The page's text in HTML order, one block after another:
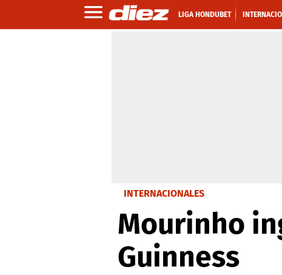
LIGA HONDUBET
INTERNACIONALES
Mourinho
Guinness